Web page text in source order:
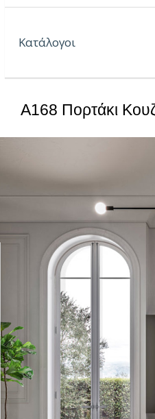
Πάχος:
ίσιο
Πυρήνας:mdf
– Ανθεκτικά στη θερμότητα
– Υψηλές αντοχές στη
– Δυνατότητα εύκολου
– Επιφάνεια απόλυτα υγιεινή
– Υψηλή αντοχή στον
– Υψηλή αντοχή στα χημικά
– Εύκολη επεξεργασία
Κατάλογοι
A168 Πορτάκι